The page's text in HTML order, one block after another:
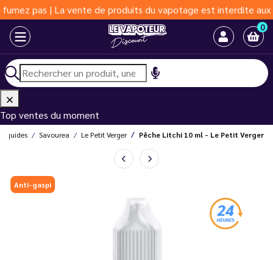
pas | La vente de produits du vapotage est interdite aux
0
Top ventes du moment
liquides Savourea Le Petit Verger Pêche Litchi 10 ml - Le Petit Verger
Anti-gaspi